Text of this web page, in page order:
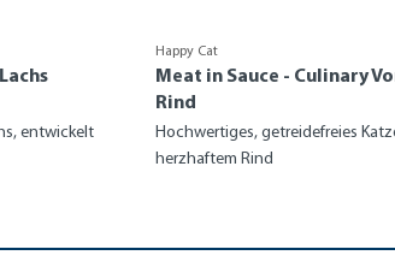
entwickelt
Happy Cat
Meat in Sauce - Culinary
Rind
Hochwertiges, getreidefreies
herzhaftem Rind